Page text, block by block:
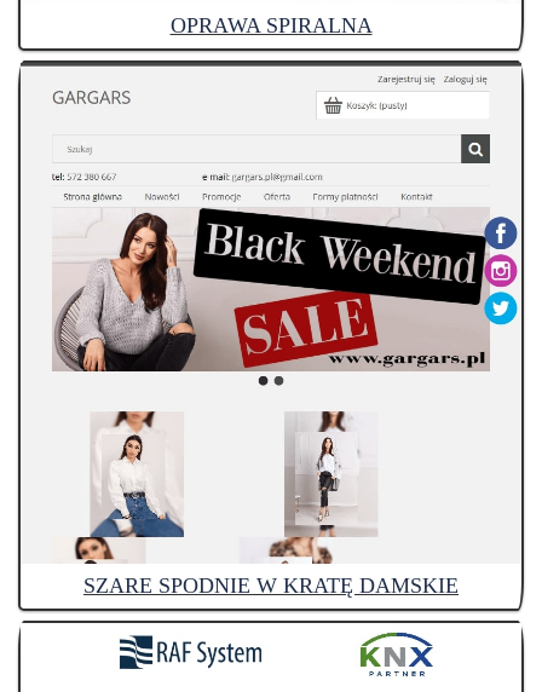
OPRAWA SPIRALNA
SZARE SPODNIE W KRATĘ DAMSKIE